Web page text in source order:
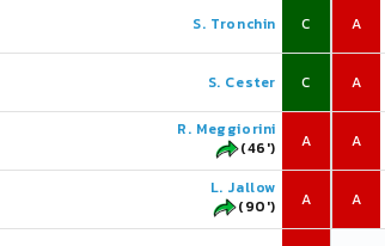
S. Tronchin C
S. Cester C
R. Meggiorini
(46')
A
L. Jallow
(90')
A
A
A
A
A